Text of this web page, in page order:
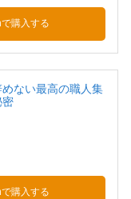
購入する
ない最高の職人集
密
購入する